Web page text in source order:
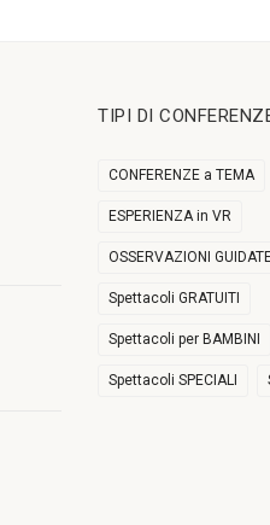
TIPI DI
CONFERENZE a TEMA
ESPERIENZA in VR
OSSERVAZIONI
Spettacoli GRATUITI
Spettacoli per BAMBINI
Spettacoli SPECIALI